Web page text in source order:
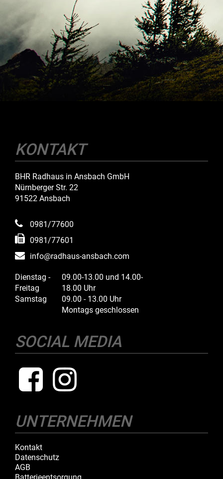
KONTAKT
BHR Radhaus in Ansbach GmbH
Nürnberger Str. 22
91522 Ansbach
0981/77600
0981/77601
info@radhaus-ansbach.com
Dienstag -
Freitag
09.00-13.00 und 14.00-
18.00 Uhr
Samstag
09.00 - 13.00 Uhr
Montags geschlossen
SOCIAL MEDIA
UNTERNEHMEN
Kontakt
Datenschutz
AGB